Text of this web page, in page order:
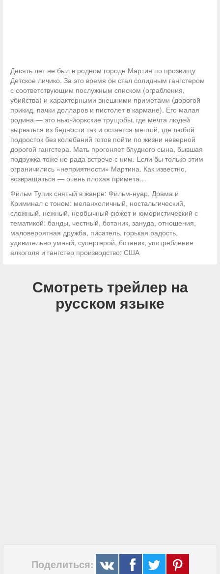
Десять лет не был в родном городе Мартин по прозвищу
Детское личико. За это время он стал солидным гангстером
с соответствующим послужным списком (ограбления,
убийства) и характерными внешними приметами (дорогой
прикид, пачки долларов и пистолет в кармане). Его малая
родина — это нью-йоркские трущобы, где мечта людей
вырваться из бедности так и остается мечтой, где любой
подросток без колебаний готов пойти по жизни неверной
дорогой гангстера. Мать прогоняет блудного сына, бывшая
подружка тоже не рада встрече с ним. Если бы только этим
ограничились «неприятности» Мартина. Как известно,
возвращаться — очень плохая примета…
Фильм Тупик снятый в жанре: Фильм-нуар, Драма и
Криминал с тоном: меланхоличный, ностальгический,
сложный, нежный, необычный сюжет и юмористический с
тематикой: банды, честный, ботаник, зануда, отношения,
маловероятная дружба, писатель, горькая радость,
удивительно умный, супергерой, ботаник, употребление
алкоголя и гангстер производство: США
Смотреть трейлер на
русском языке
Поделиться: